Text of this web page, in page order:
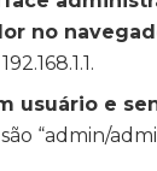
no
usuário e
“admin/